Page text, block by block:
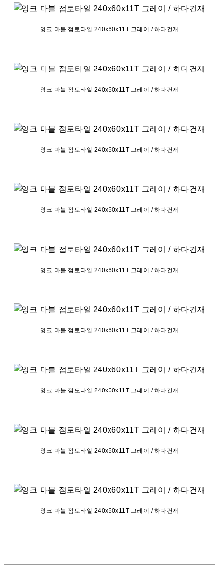
잉크 마블 점토타일 240x60x11T 그레이 / 하다건재
잉크 마블 점토타일 240x60x11T 그레이 / 하다건재
잉크 마블 점토타일 240x60x11T 그레이 / 하다건재
잉크 마블 점토타일 240x60x11T 그레이 / 하다건재
잉크 마블 점토타일 240x60x11T 그레이 / 하다건재
잉크 마블 점토타일 240x60x11T 그레이 / 하다건재
잉크 마블 점토타일 240x60x11T 그레이 / 하다건재
잉크 마블 점토타일 240x60x11T 그레이 / 하다건재
잉크 마블 점토타일 240x60x11T 그레이 / 하다건재